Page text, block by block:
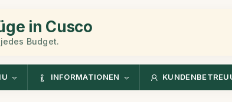
in Cusco
Budget.
INFORMATIONEN